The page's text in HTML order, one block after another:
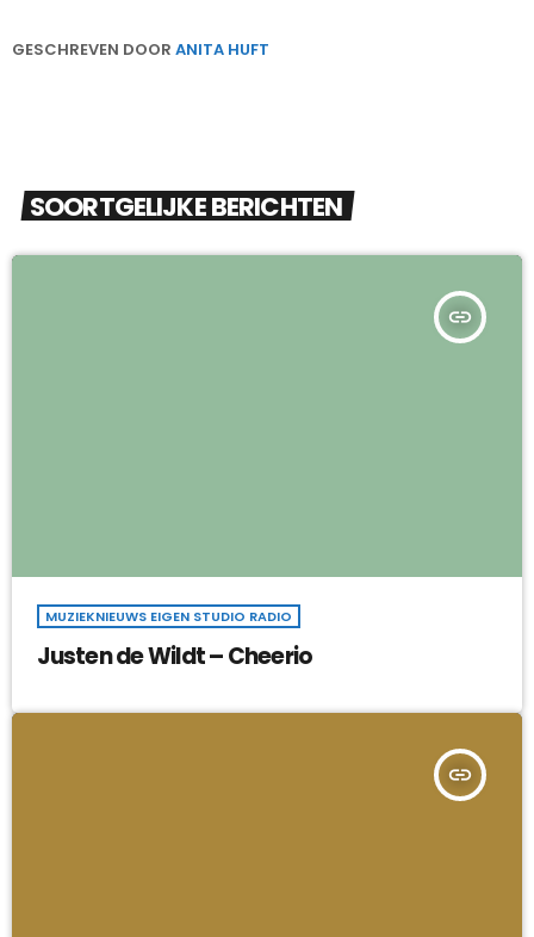
GESCHREVEN DOOR ANITA HUFT
SOORTGELIJKE BERICHTEN
insert_link
MUZIEKNIEUWS EIGEN STUDIO RADIO
Justen de Wildt – Cheerio
insert_link